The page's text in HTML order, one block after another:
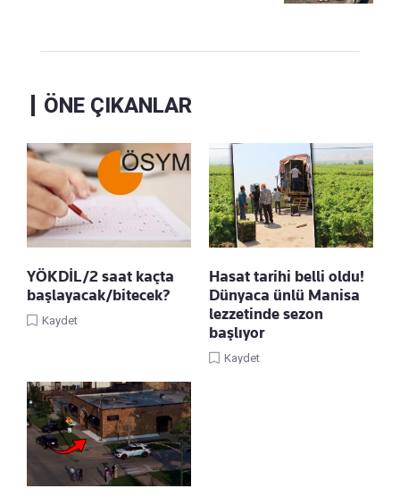
ÖNE ÇIKANLAR
YÖKDİL/2 saat kaçta
başlayacak/bitecek?
Kaydet
Hasat tarihi belli oldu!
Dünyaca ünlü Manisa
lezzetinde sezon
başlıyor
Kaydet